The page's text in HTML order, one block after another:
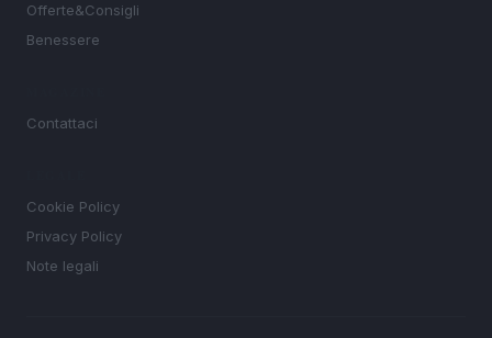
Offerte&Consigli
Benessere
Contattaci
Cookie Policy
Privacy Policy
Note legali